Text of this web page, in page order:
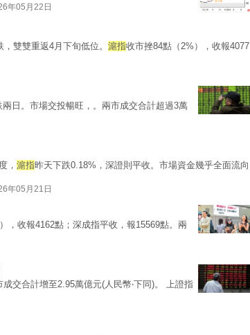
年05月22日
雙雙重返4月下旬低位。 滬指收市挫84點（2%），收報4077
日。市場交投暢旺，。兩市成交合計超過3萬
， 滬指昨天下跌0.18%，深證則平收。市場資金幾乎全面流向
年05月21日
，收報4162點；深成指平收，報15569點。兩
交合計增至2.95萬億元(人民幣‧下同)。 上證指